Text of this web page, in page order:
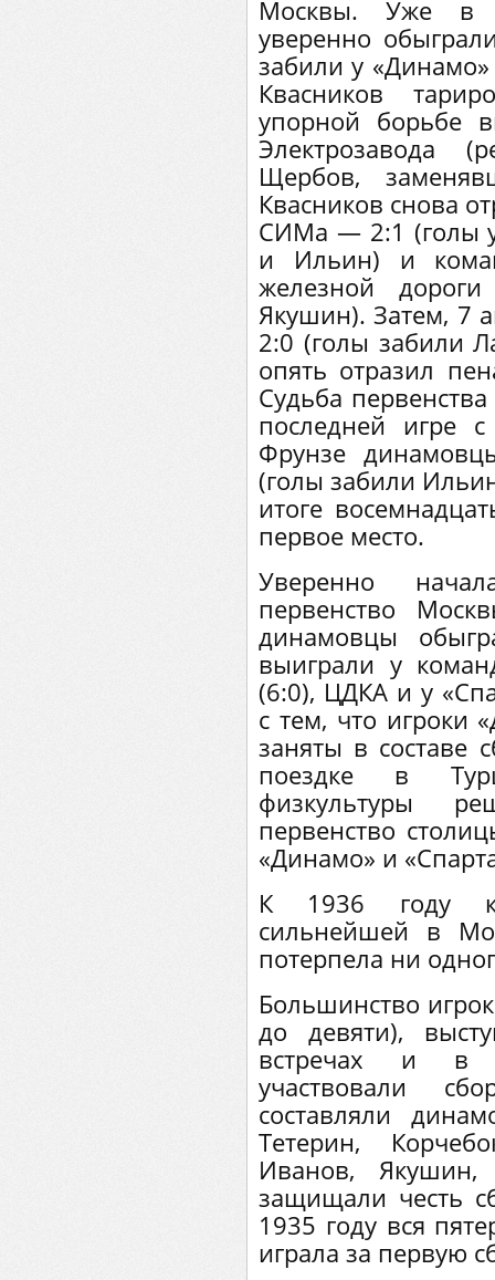
Москвы. Уже в
уверенно
забили у
Квасников
упорной борьбе
Щербов,
Квасников снова
СИМа — 2:1 (голы
и Ильин) и
железной
Якушин). Затем, 7
2:0 (голы забили
опять отразил
Судьба
последней игре
Фрунзе
(голы забили
итоге
первое место.
Уверенно
первенство
динамовцы
выиграли у
(6:0), ЦДКА и у
с тем, что игроки
заняты в составе
поездке в
физкультуры
первенство
«Динамо» и
К 1936 году
сильнейшей в
потерпела ни
Большинство
до девяти),
встречах и в
участвовали
составляли
Тетерин,
Иванов,
защищали честь
1935 году вся
играла за первую